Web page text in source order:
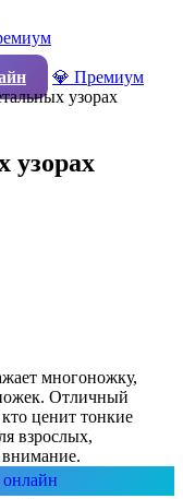
💎 Премиум
узорах
узорах
многоножку,
Отличный
ценит тонкие
взрослых,
онлайн